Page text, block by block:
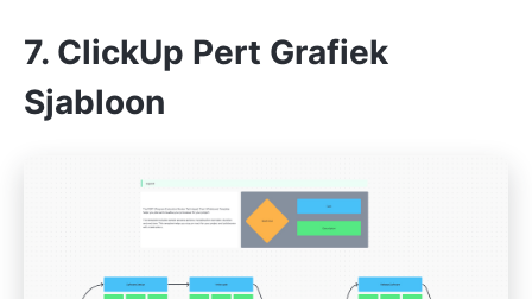
7. ClickUp Pert Grafiek
Sjabloon